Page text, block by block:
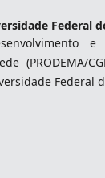
Federal
(PRODEMA/
Federal